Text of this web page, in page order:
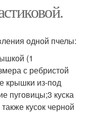
одной пчелы:
(1
с ребристой
крышки из-под
пуговицы;3 куска
кусок черной